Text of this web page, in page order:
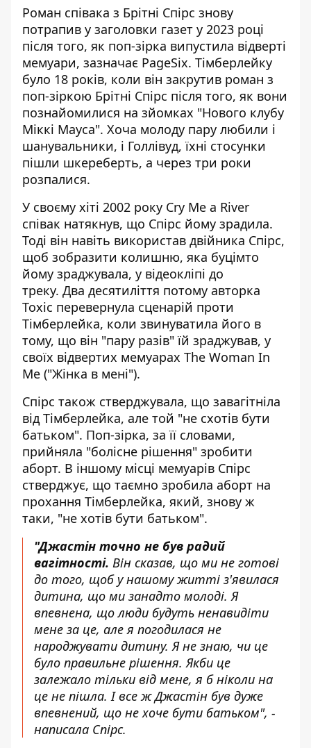
Роман співака з Брітні Спірс знову
потрапив у заголовки газет у 2023 році
після того, як поп-зірка випустила відверті
мемуари, зазначає PageSix. Тімберлейку
було 18 років, коли він закрутив роман з
поп-зіркою Брітні Спірс після того, як вони
познайомилися на зйомках "Нового клубу
Міккі Мауса". Хоча молоду пару любили і
шанувальники, і Голлівуд, їхні стосунки
пішли шкереберть, а через три роки
розпалися.
У своєму хіті 2002 року Cry Me a River
співак натякнув, що Спірс йому зрадила.
Тоді він навіть використав двійника Спірс,
щоб зобразити колишню, яка буцімто
йому зраджувала, у відеокліпі до
треку. Два десятиліття потому авторка
Toxic перевернула сценарій проти
Тімберлейка, коли звинуватила його в
тому, що він "пару разів" їй зраджував, у
своїх відвертих мемуарах The Woman In
Me ("Жінка в мені").
Спірс також стверджувала, що завагітніла
від Тімберлейка, але той "не схотів бути
батьком". Поп-зірка, за її словами,
прийняла "болісне рішення" зробити
аборт. В іншому місці мемуарів Спірс
стверджує, що таємно зробила аборт на
прохання Тімберлейка, який, знову ж
таки, "не хотів бути батьком".
"Джастін точно не був радий
вагітності. Він сказав, що ми не готові
до того, щоб у нашому житті з'явилася
дитина, що ми занадто молоді. Я
впевнена, що люди будуть ненавидіти
мене за це, але я погодилася не
народжувати дитину. Я не знаю, чи це
було правильне рішення. Якби це
залежало тільки від мене, я б ніколи на
це не пішла. І все ж Джастін був дуже
впевнений, що не хоче бути батьком", -
написала Спірс.